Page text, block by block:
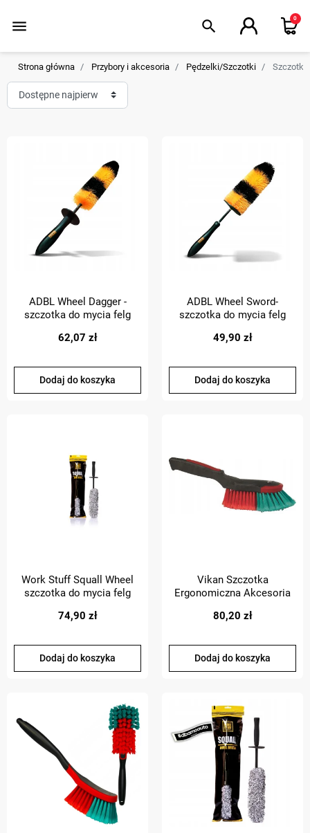
menu search 0
Strona główna Przybory i akcesoria Pędzelki/Szczotki Szczotki
ADBL Wheel Dagger -
szczotka do mycia felg
62,07 zł
Dodaj do koszyka
ADBL Wheel Sword-
szczotka do mycia felg
detailingowe
49,90 zł
Dodaj do koszyka
Work Stuff Squall Wheel
szczotka do mycia felg
74,90 zł
Dodaj do koszyka
Vikan Szczotka
Ergonomiczna Akcesoria
samochodu
80,20 zł
Dodaj do koszyka